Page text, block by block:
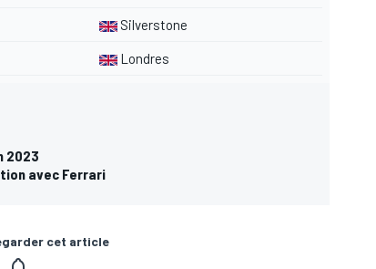
Silverstone
Londres
2023
avec Ferrari
cet article